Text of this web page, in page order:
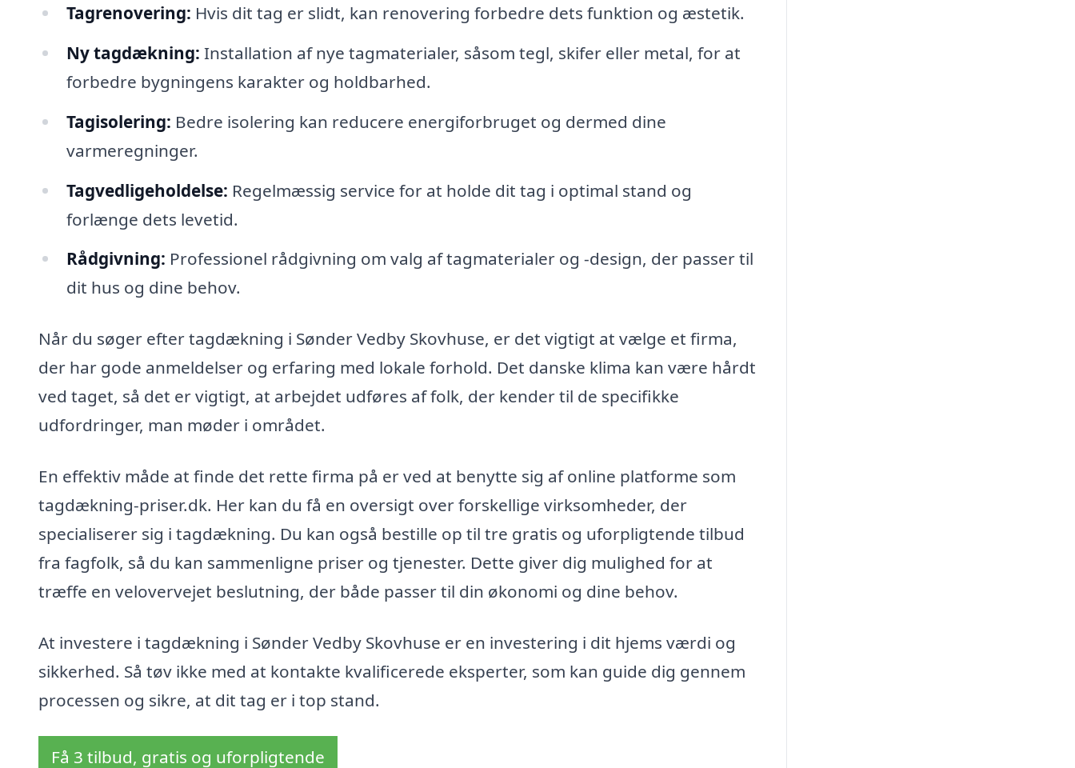
Tagrenovering: Hvis dit tag er slidt, kan renovering forbedre dets funktion og æstetik.
Ny tagdækning: Installation af nye tagmaterialer, såsom tegl, skifer eller metal, for at
forbedre bygningens karakter og holdbarhed.
Tagisolering: Bedre isolering kan reducere energiforbruget og dermed dine
varmeregninger.
Tagvedligeholdelse: Regelmæssig service for at holde dit tag i optimal stand og
forlænge dets levetid.
Rådgivning: Professionel rådgivning om valg af tagmaterialer og -design, der passer til
dit hus og dine behov.
Når du søger efter tagdækning i Sønder Vedby Skovhuse, er det vigtigt at vælge et firma,
der har gode anmeldelser og erfaring med lokale forhold. Det danske klima kan være hårdt
ved taget, så det er vigtigt, at arbejdet udføres af folk, der kender til de specifikke
udfordringer, man møder i området.
En effektiv måde at finde det rette firma på er ved at benytte sig af online platforme som
tagdækning-priser.dk. Her kan du få en oversigt over forskellige virksomheder, der
specialiserer sig i tagdækning. Du kan også bestille op til tre gratis og uforpligtende tilbud
fra fagfolk, så du kan sammenligne priser og tjenester. Dette giver dig mulighed for at
træffe en velovervejet beslutning, der både passer til din økonomi og dine behov.
At investere i tagdækning i Sønder Vedby Skovhuse er en investering i dit hjems værdi og
sikkerhed. Så tøv ikke med at kontakte kvalificerede eksperter, som kan guide dig gennem
processen og sikre, at dit tag er i top stand.
Få 3 tilbud, gratis og uforpligtende